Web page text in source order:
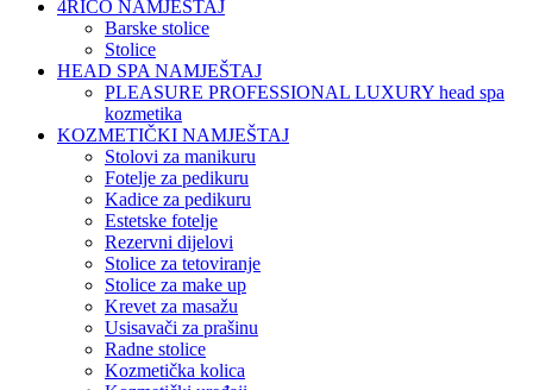
4RICO NAMJEŠTAJ
Barske stolice
Stolice
HEAD SPA NAMJEŠTAJ
PLEASURE PROFESSIONAL LUXURY head spa
kozmetika
KOZMETIČKI NAMJEŠTAJ
Stolovi za manikuru
Fotelje za pedikuru
Kadice za pedikuru
Estetske fotelje
Rezervni dijelovi
Stolice za tetoviranje
Stolice za make up
Krevet za masažu
Usisavači za prašinu
Radne stolice
Kozmetička kolica